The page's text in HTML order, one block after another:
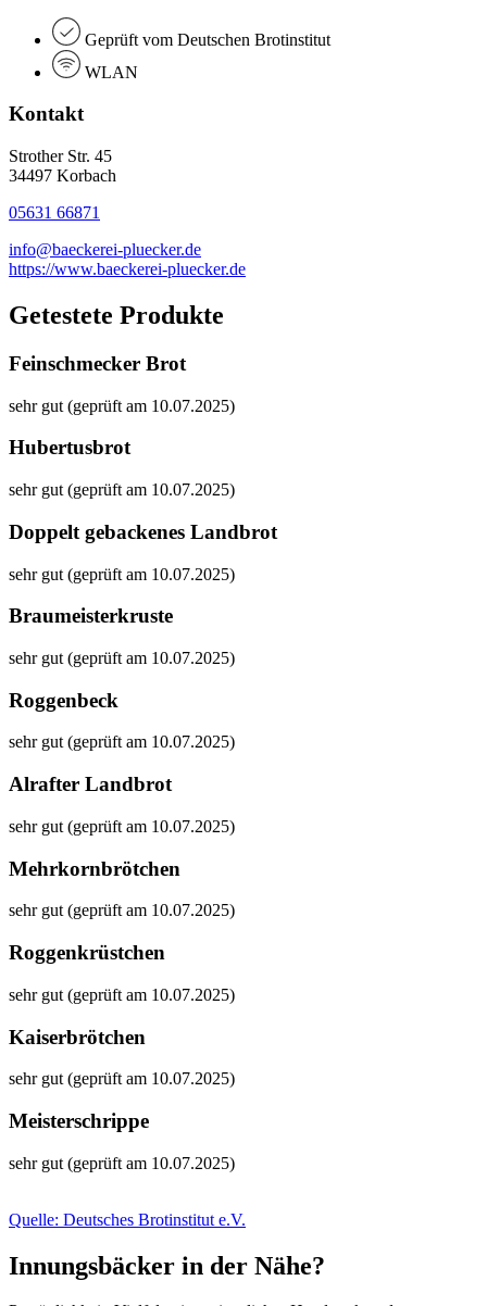
Geprüft vom Deutschen Brotinstitut
WLAN
Kontakt
Strother Str. 45
34497 Korbach
05631 66871
info@baeckerei-pluecker.de
https://www.baeckerei-pluecker.de
Getestete Produkte
Feinschmecker Brot
sehr gut (geprüft am 10.07.2025)
Hubertusbrot
sehr gut (geprüft am 10.07.2025)
Doppelt gebackenes Landbrot
sehr gut (geprüft am 10.07.2025)
Braumeisterkruste
sehr gut (geprüft am 10.07.2025)
Roggenbeck
sehr gut (geprüft am 10.07.2025)
Alrafter Landbrot
sehr gut (geprüft am 10.07.2025)
Mehrkornbrötchen
sehr gut (geprüft am 10.07.2025)
Roggenkrüstchen
sehr gut (geprüft am 10.07.2025)
Kaiserbrötchen
sehr gut (geprüft am 10.07.2025)
Meisterschrippe
sehr gut (geprüft am 10.07.2025)
Quelle: Deutsches Brotinstitut e.V.
Innungsbäcker in der Nähe?